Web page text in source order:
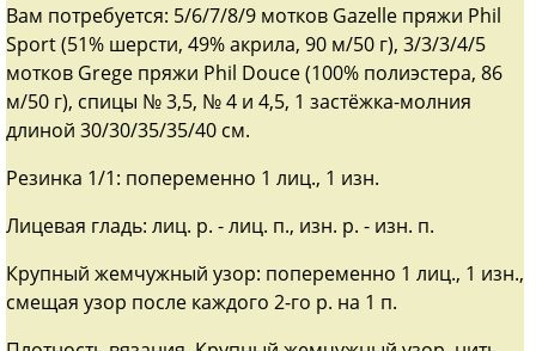
Вам потребуется: 5/6/7/8/9 мотков Gazelle пряжи Phil
Sport (51% шерсти, 49% акрила, 90 м/50 г), 3/3/3/4/5
мотков Grege пряжи Phil Douce (100% полиэстера, 86
м/50 г), спицы № 3,5, № 4 и 4,5, 1 застёжка-молния
длиной 30/30/35/35/40 см.
Резинка 1/1: попеременно 1 лиц., 1 изн.
Лицевая гладь: лиц. р. - лиц. п., изн. р. - изн. п.
Крупный жемчужный узор: попеременно 1 лиц., 1 изн.,
смещая узор после каждого 2-го р. на 1 п.